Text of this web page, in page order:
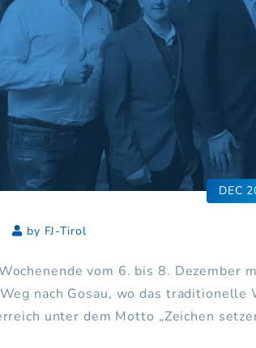
DEC
by FJ-Tirol
vom 6. bis 8. Dezember
nach Gosau, wo das
unter dem Motto „Zeichen